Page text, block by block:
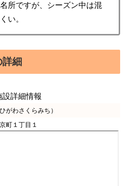
所ですが、シーズン中は混
い。
詳細
設詳細情報
がわさくらみち）
町１丁目１